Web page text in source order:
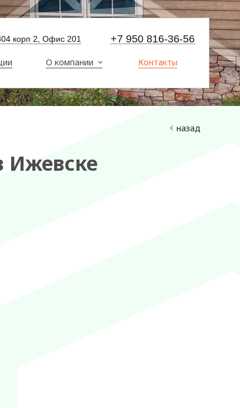
+7 950 816-36-56
корп 2, Офис 201
О компании Контакты
назад
Ижевске